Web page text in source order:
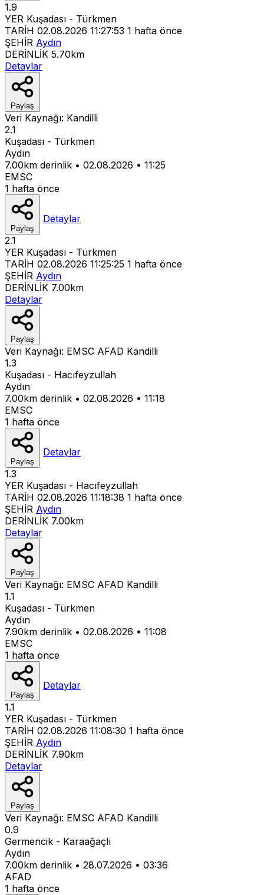
1.9
YER Kuşadası - Türkmen
TARİH 02.08.2026 11:27:53 1 hafta önce
ŞEHİR Aydın
DERİNLİK 5.70km
Detaylar
Paylaş
Veri Kaynağı: Kandilli
2.1
Kuşadası - Türkmen
Aydın
7.00km derinlik • 02.08.2026 • 11:25
EMSC
1 hafta önce
Paylaş
Detaylar
2.1
YER Kuşadası - Türkmen
TARİH 02.08.2026 11:25:25 1 hafta önce
ŞEHİR Aydın
DERİNLİK 7.00km
Detaylar
Paylaş
Veri Kaynağı: EMSC AFAD Kandilli
1.3
Kuşadası - Hacıfeyzullah
Aydın
7.00km derinlik • 02.08.2026 • 11:18
EMSC
1 hafta önce
Paylaş
Detaylar
1.3
YER Kuşadası - Hacıfeyzullah
TARİH 02.08.2026 11:18:38 1 hafta önce
ŞEHİR Aydın
DERİNLİK 7.00km
Detaylar
Paylaş
Veri Kaynağı: EMSC AFAD Kandilli
1.1
Kuşadası - Türkmen
Aydın
7.90km derinlik • 02.08.2026 • 11:08
EMSC
1 hafta önce
Paylaş
Detaylar
1.1
YER Kuşadası - Türkmen
TARİH 02.08.2026 11:08:30 1 hafta önce
ŞEHİR Aydın
DERİNLİK 7.90km
Detaylar
Paylaş
Veri Kaynağı: EMSC AFAD Kandilli
0.9
Germencik - Karaağaçlı
Aydın
7.00km derinlik • 28.07.2026 • 03:36
AFAD
1 hafta önce